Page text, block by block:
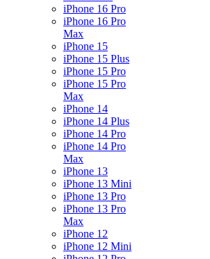
iPhone 16 Pro
iPhone 16 Pro
Max
iPhone 15
iPhone 15 Plus
iPhone 15 Pro
iPhone 15 Pro
Max
iPhone 14
iPhone 14 Plus
iPhone 14 Pro
iPhone 14 Pro
Max
iPhone 13
iPhone 13 Mini
iPhone 13 Pro
iPhone 13 Pro
Max
iPhone 12
iPhone 12 Mini